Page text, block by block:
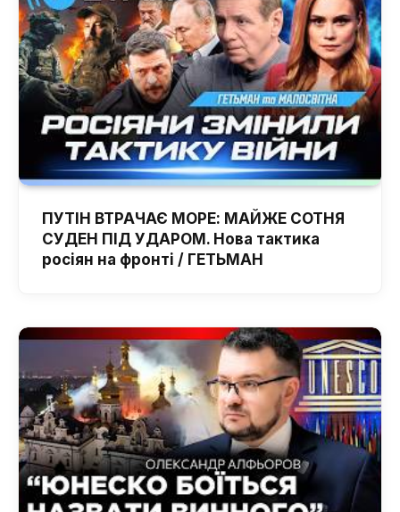
ПУТІН ВТРАЧАЄ МОРЕ: МАЙЖЕ СОТНЯ
СУДЕН ПІД УДАРОМ. Нова тактика
росіян на фронті / ГЕТЬМАН